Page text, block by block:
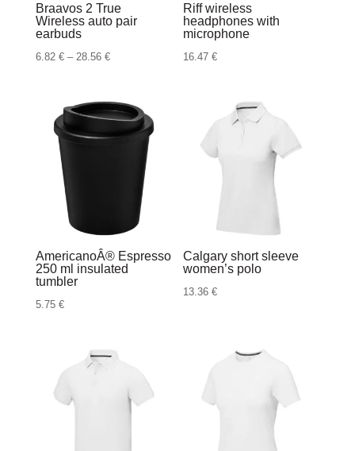
Braavos 2 True
Wireless auto pair
earbuds
6.82 € – 28.56 €Raspon
6.82 €
do
Riff wireless
headphones with
microphone
16.47€
AmericanoÂ® Espresso
250 ml insulated
tumbler
5.75 €
Calgary short sleeve
women’s polo
13.36€